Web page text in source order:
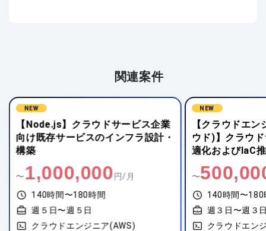
関連案件
NEW
【クラウドエンジニア(その他クラ
ウド)】クラウドサービス基盤の最
適化およびIaC推進
〜500,000円/月
140時間〜180時間
週３日〜週３日
クラウドエンジニア(AWS)
NEW
【Python(Web
場オンライン契
運用
〜
140時間〜180
週５日〜週５
クラウドエン